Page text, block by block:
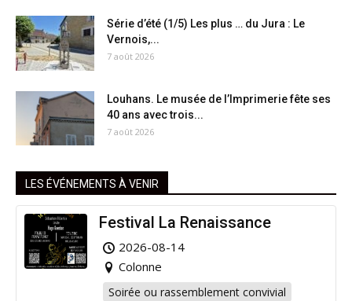
Série d’été (1/5) Les plus … du Jura : Le
Vernois,...
7 août 2026
Louhans. Le musée de l’Imprimerie fête ses
40 ans avec trois...
7 août 2026
LES ÉVÉNEMENTS À VENIR
Festival La Renaissance
2026-08-14
Colonne
Soirée ou rassemblement convivial